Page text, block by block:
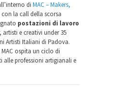
di MAC – Makers,
con la call della scorsa
postazioni di lavoro
artisti e creativi under 35
Artisti Italiani di Padova.
MAC ospita un ciclo di
alle professioni artigianali e